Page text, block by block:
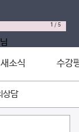
1 /5
새소식 수강
상담